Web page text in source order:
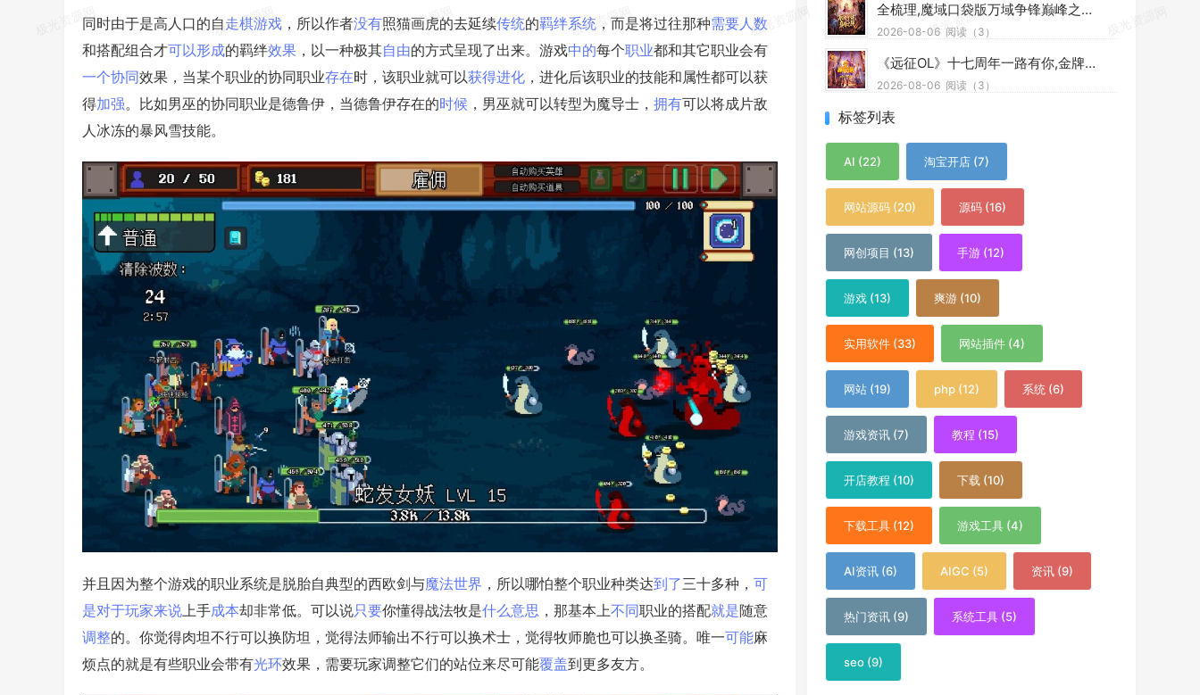
同时由于是高人口的自走棋游戏 ，所以作者没有照猫画虎的去延续传统的羁绊系统 ，而是将过往那种需要人数
和搭配组合才可以形成的羁绊效果 ，以一种极其自由的方式呈现了出来。游戏中的每个职业都和其它职业会有
一个协同效果，当某个职业的协同职业存在时，该职业就可以获得进化 ，进化后该职业的技能和属性都可以获
得加强。比如男巫的协同职业是德鲁伊，当德鲁伊存在的时候 ，男巫就可以转型为魔导士， 拥有可以将成片敌
人冰冻的暴风雪技能。
并且因为整个游戏的职业系统是脱胎自典型的西欧剑与魔法世界 ，所以哪怕整个职业种类达到了三十多种， 可
是对于玩家来说上手成本却非常低。可以说只要你懂得战法牧是什么意思 ，那基本上不同职业的搭配就是随意
调整的。你觉得肉坦不行可以换防坦，觉得法师输出不行可以换术士，觉得牧师脆也可以换圣骑。唯一可能麻
烦点的就是有些职业会带有光环效果，需要玩家调整它们的站位来尽可能覆盖到更多友方。
全梳理,魔域口袋版万域争锋巅峰之战冲分冲刺指南
2026-08-06 阅读（3）
《远征OL》十七周年一路有你,金牌玩家历史充值返还
2026-08-06 阅读（3）
标签列表
AI (22) 淘宝开店 (7)
网站源码 (20) 源码 (16)
网创项目 (13) 手游 (12)
游戏 (13) 爽游 (10)
实用软件 (33) 网站插件 (4)
网站 (19) php (12) 系统 (6)
游戏资讯 (7) 教程 (15)
开店教程 (10) 下载 (10)
下载工具 (12) 游戏工具 (4)
AI资讯 (6) AIGC (5) 资讯 (9)
热门资讯 (9) 系统工具 (5)
seo (9)